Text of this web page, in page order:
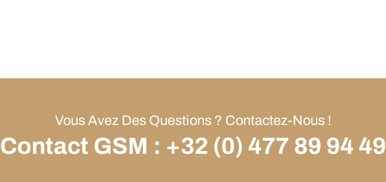
Vous Avez Des Questions ? Contactez-Nous !
Contact GSM : +32 (0) 477 89 94 49